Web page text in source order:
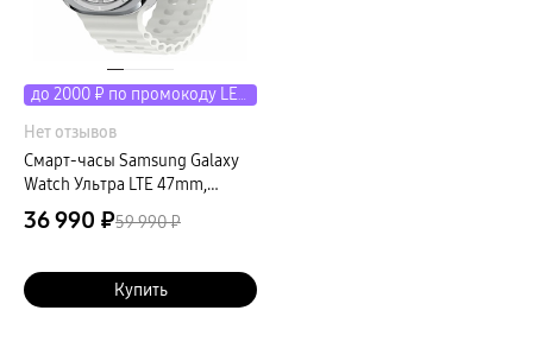
до 2000 ₽ по промокоду LETO
Нет отзывов
Смарт-часы Samsung Galaxy
Watch Ультра LTE 47mm,
белый титан (РСТ)
36 990 ₽59 990 ₽
Купить